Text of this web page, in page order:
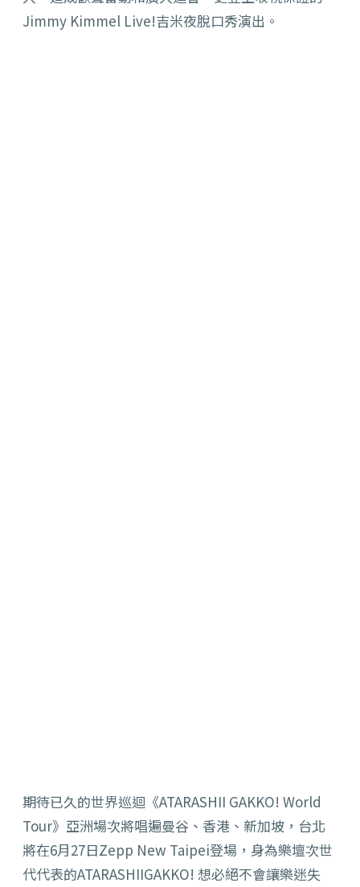
Jimmy Kimmel Live!吉米夜脫口秀演出。
期待已久的世界巡迴《ATARASHII GAKKO! World
Tour》亞洲場次將唱遍曼谷、香港、新加坡，台北
將在6月27日Zepp New Taipei登場，身為樂壇次世
代代表的ATARASHIIGAKKO! 想必絕不會讓樂迷失